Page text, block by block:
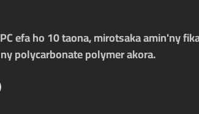
efa ho 10 taona, mirotsaka amin'ny
polycarbonate polymer akora.